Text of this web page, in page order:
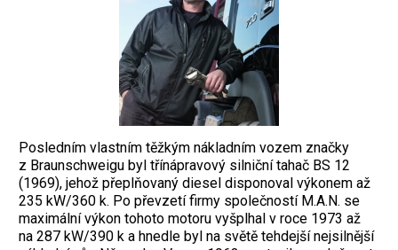
Posledním vlastním těžkým nákladním vozem značky
z Braunschweigu byl třínápravový silniční tahač BS 12
(1969), jehož přeplňovaný diesel disponoval výkonem až
235 kW/360 k. Po převzetí firmy společností M.A.N. se
maximální výkon tohoto motoru vyšplhal v roce 1973 až
na 287 kW/390 k a hnedle byl na světě tehdejší nejsilnější